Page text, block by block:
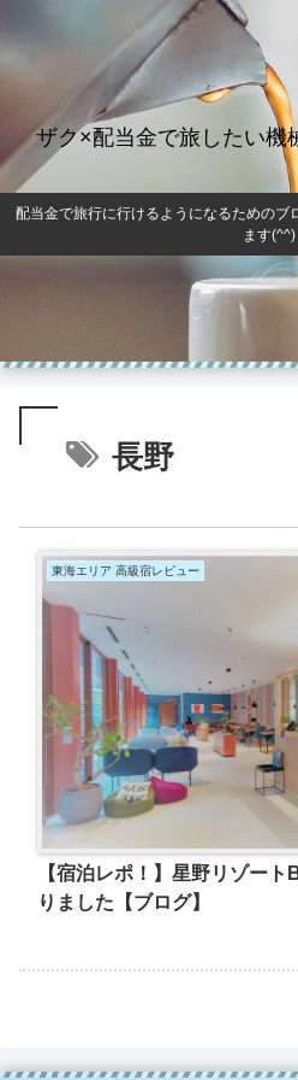
ザク×配当金で旅したい機
配当金で旅行に行けるようになるためのブ
ます(^^)
長野
東海エリア 高級宿レビュー
【宿泊レポ！】星野リゾー
りました【ブログ】